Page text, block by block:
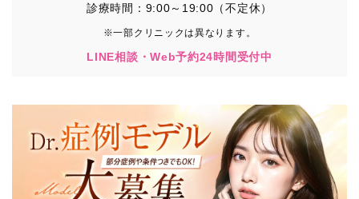
関する情報を含みます。）
③TCBグループが第三者から間接的に収集する情報
患者様の同意を得た上で、以下の情報をパブリックDMP
・患者様の閲覧履歴、端末等の情報
【利用目的】
TCBグループは取得情報を以下の目的で利用いたしま
す。
診療時間：9:00～19:00（不定休）
※一部クリニックは異なります。
LINE相談・Web予約24時間受付中